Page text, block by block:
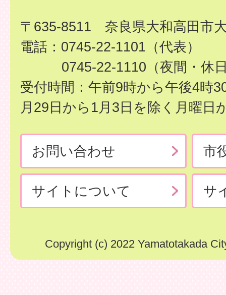
〒635-8511 奈良県大和高田市
電話：0745-22-1101（代表）
0745-22-1110（夜間・休
受付時間：午前9時から午後4時
月29日から1月3日を除く月曜日
お問い合わせ 市
サイトについて サ
Copyright (c) 2022 Yamatotakada